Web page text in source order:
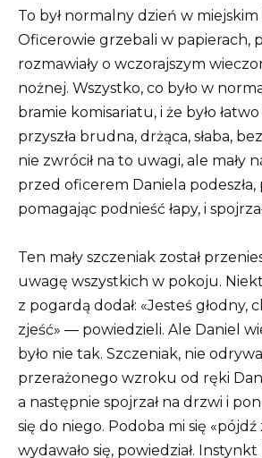
To był normalny dzień w miejskim
Oficerowie grzebali w papierach,
rozmawiały o wczorajszym
nożnej. Wszystko, co było w
bramie komisariatu, i że było łatwo
przyszła brudna, drżąca, słaba,
nie zwrócił na to uwagi, ale mały
przed oficerem Daniela podeszła,
pomagając podnieść łapy, i
Ten mały szczeniak został
uwagę wszystkich w pokoju.
z pogardą dodał: «Jesteś głodny,
zjeść» — powiedzieli. Ale Daniel
było nie tak. Szczeniak, nie
przerażonego wzroku od ręki
a następnie spojrzał na drzwi i
się do niego. Podoba mi się
wydawało się, powiedział.